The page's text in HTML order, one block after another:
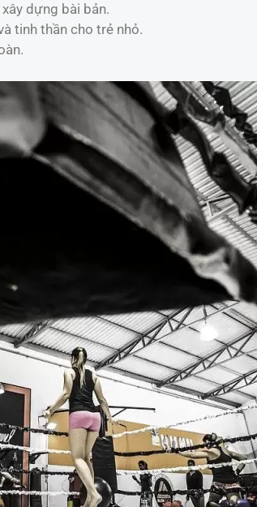
dựng bài bản.
tinh thần cho trẻ nhỏ.